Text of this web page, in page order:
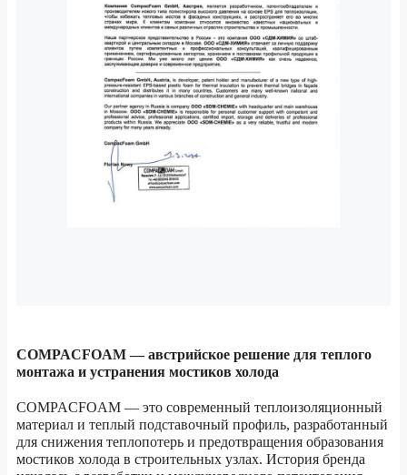
COMPACFOAM — австрийское решение для теплого
монтажа и устранения мостиков холода
COMPACFOAM — это современный теплоизоляционный
материал и теплый подставочный профиль, разработанный
для снижения теплопотерь и предотвращения образования
мостиков холода в строительных узлах. История бренда